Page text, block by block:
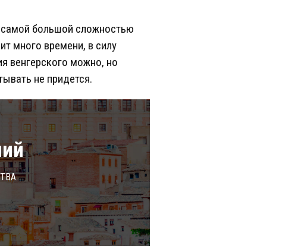
самой большой сложностью
много времени, в силу
венгерского можно, но
не придется.